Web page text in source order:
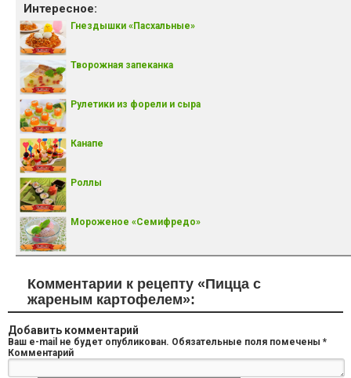
Интересное:
Гнездышки «Пасхальные»
Творожная запеканка
Рулетики из форели и сыра
Канапе
Роллы
Мороженое «Семифредо»
Комментарии к рецепту «Пицца с
жареным картофелем»:
Добавить комментарий
Ваш e-mail не будет опубликован. Обязательные поля помечены *
Комментарий